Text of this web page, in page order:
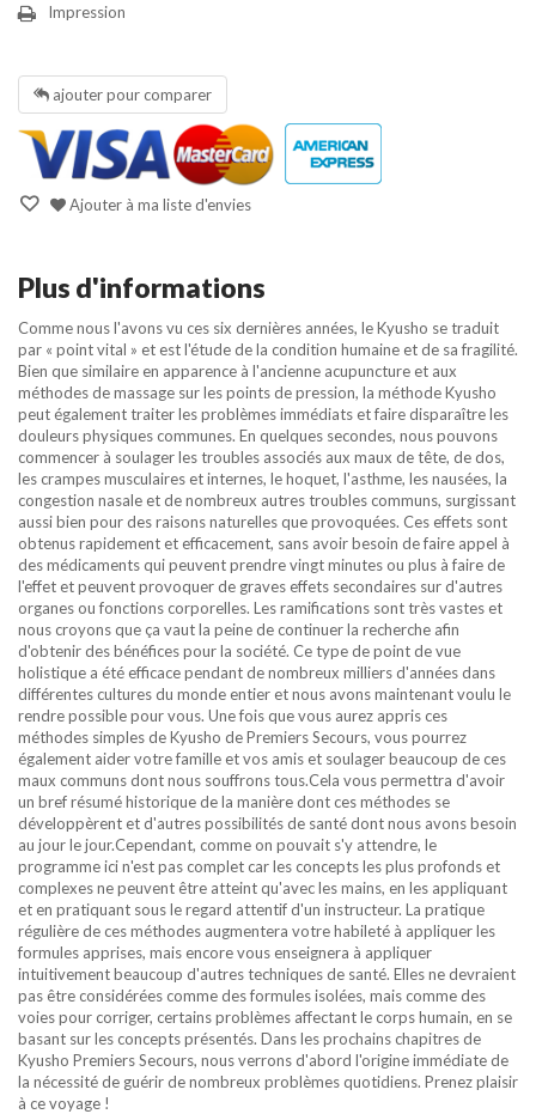
Impression
ajouter pour comparer
Ajouter à ma liste d'envies
Plus d'informations
Comme nous l'avons vu ces six dernières années, le Kyusho se traduit
par « point vital » et est l'étude de la condition humaine et de sa fragilité.
Bien que similaire en apparence à l'ancienne acupuncture et aux
méthodes de massage sur les points de pression, la méthode Kyusho
peut également traiter les problèmes immédiats et faire disparaître les
douleurs physiques communes. En quelques secondes, nous pouvons
commencer à soulager les troubles associés aux maux de tête, de dos,
les crampes musculaires et internes, le hoquet, l'asthme, les nausées, la
congestion nasale et de nombreux autres troubles communs, surgissant
aussi bien pour des raisons naturelles que provoquées. Ces effets sont
obtenus rapidement et efficacement, sans avoir besoin de faire appel à
des médicaments qui peuvent prendre vingt minutes ou plus à faire de
l'effet et peuvent provoquer de graves effets secondaires sur d'autres
organes ou fonctions corporelles. Les ramifications sont très vastes et
nous croyons que ça vaut la peine de continuer la recherche afin
d'obtenir des bénéfices pour la société. Ce type de point de vue
holistique a été efficace pendant de nombreux milliers d'années dans
différentes cultures du monde entier et nous avons maintenant voulu le
rendre possible pour vous. Une fois que vous aurez appris ces
méthodes simples de Kyusho de Premiers Secours, vous pourrez
également aider votre famille et vos amis et soulager beaucoup de ces
maux communs dont nous souffrons tous.Cela vous permettra d'avoir
un bref résumé historique de la manière dont ces méthodes se
développèrent et d'autres possibilités de santé dont nous avons besoin
au jour le jour.Cependant, comme on pouvait s'y attendre, le
programme ici n'est pas complet car les concepts les plus profonds et
complexes ne peuvent être atteint qu'avec les mains, en les appliquant
et en pratiquant sous le regard attentif d'un instructeur. La pratique
régulière de ces méthodes augmentera votre habileté à appliquer les
formules apprises, mais encore vous enseignera à appliquer
intuitivement beaucoup d'autres techniques de santé. Elles ne devraient
pas être considérées comme des formules isolées, mais comme des
voies pour corriger, certains problèmes affectant le corps humain, en se
basant sur les concepts présentés. Dans les prochains chapitres de
Kyusho Premiers Secours, nous verrons d'abord l'origine immédiate de
la nécessité de guérir de nombreux problèmes quotidiens. Prenez plaisir
à ce voyage !